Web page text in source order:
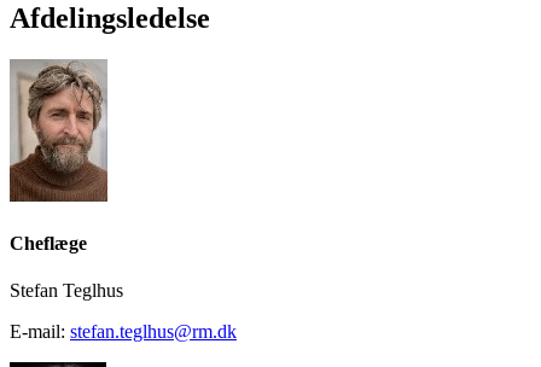
Afdelingsledelse
Cheflæge
Stefan Teglhus
E-mail: stefan.teglhus@rm.dk